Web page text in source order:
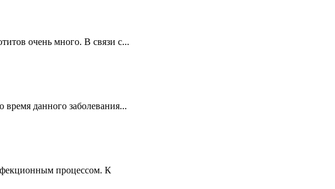
очень много. В связи с...
данного заболевания...
процессом. К